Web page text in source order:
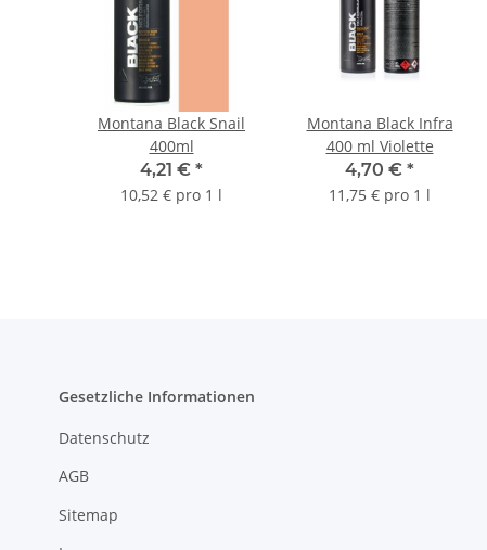
Montana Black Snail
400ml
4,21 € *
10,52 € pro 1 l
Montana Black Infra
400 ml Violette
4,70 € *
11,75 € pro 1 l
Gesetzliche Informationen
Datenschutz
AGB
Sitemap